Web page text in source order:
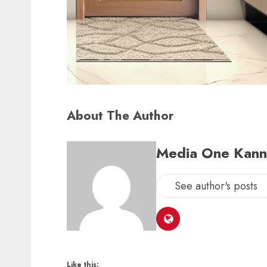
About The Author
Media One
See author's posts
Like this: